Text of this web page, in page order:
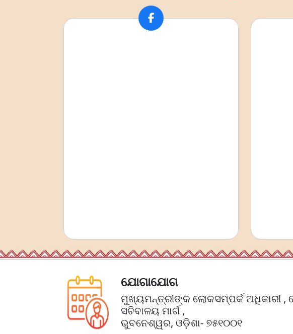
ଯୋଗାଯୋଗ
ମୁଖ୍ୟମନ୍ତ୍ରୀଙ୍କ ଲୋକସମ୍ପର୍କ ଅଧିକାରୀ ,
ସଚିବାଳୟ ମାର୍ଗ ,
ଭୁବନେଶ୍ୱର, ଓଡ଼ିଶା- ୭୫୧୦୦୧